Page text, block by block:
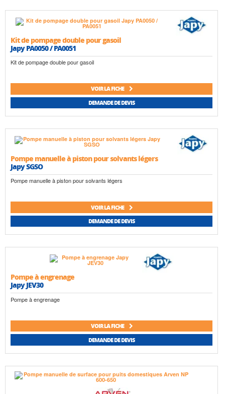
Kit de pompage double pour gasoil
Japy PA0050 / PA0051
Kit de pompage double pour gasoil
VOIR LA FICHE
DEMANDE DE DEVIS
Pompe manuelle à piston pour solvants légers
Japy SGSO
Pompe manuelle à piston pour solvants légers
VOIR LA FICHE
DEMANDE DE DEVIS
Pompe à engrenage
Japy JEV30
Pompe à engrenage
VOIR LA FICHE
DEMANDE DE DEVIS